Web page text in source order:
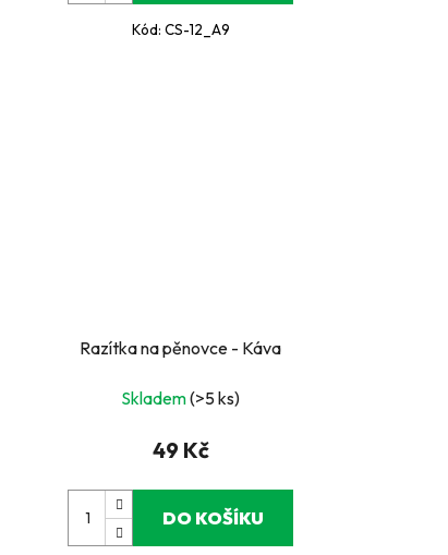
Kód: CS-12_A9
Razítka na pěnovce - Káva
Skladem(>5 ks)
49 Kč
DO KOŠÍKU